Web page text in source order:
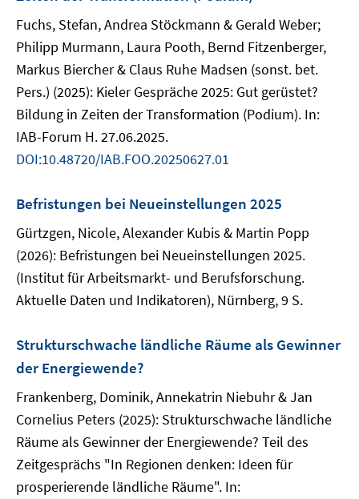
Fuchs, Stefan, Andrea Stöckmann & Gerald Weber;
Philipp Murmann, Laura Pooth, Bernd Fitzenberger,
Markus Biercher & Claus Ruhe Madsen (sonst. bet.
Pers.) (2025): Kieler Gespräche 2025: Gut gerüstet?
Bildung in Zeiten der Transformation (Podium). In:
IAB-Forum H. 27.06.2025.
DOI:10.48720/IAB.FOO.20250627.01
Befristungen bei Neueinstellungen 2025
Gürtzgen, Nicole, Alexander Kubis & Martin Popp
(2026): Befristungen bei Neueinstellungen 2025.
(Institut für Arbeitsmarkt- und Berufsforschung.
Aktuelle Daten und Indikatoren), Nürnberg, 9 S.
Strukturschwache ländliche Räume als Gewinner
der Energiewende?
Frankenberg, Dominik, Annekatrin Niebuhr & Jan
Cornelius Peters (2025): Strukturschwache ländliche
Räume als Gewinner der Energiewende? Teil des
Zeitgesprächs "In Regionen denken: Ideen für
prosperierende ländliche Räume". In: